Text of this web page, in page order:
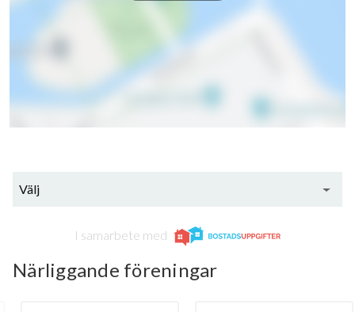
Välj
I samarbete med
Närliggande föreningar